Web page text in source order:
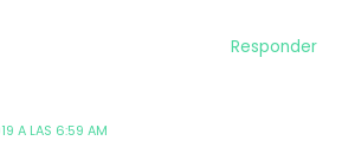
Responder
A LAS 6:59 AM